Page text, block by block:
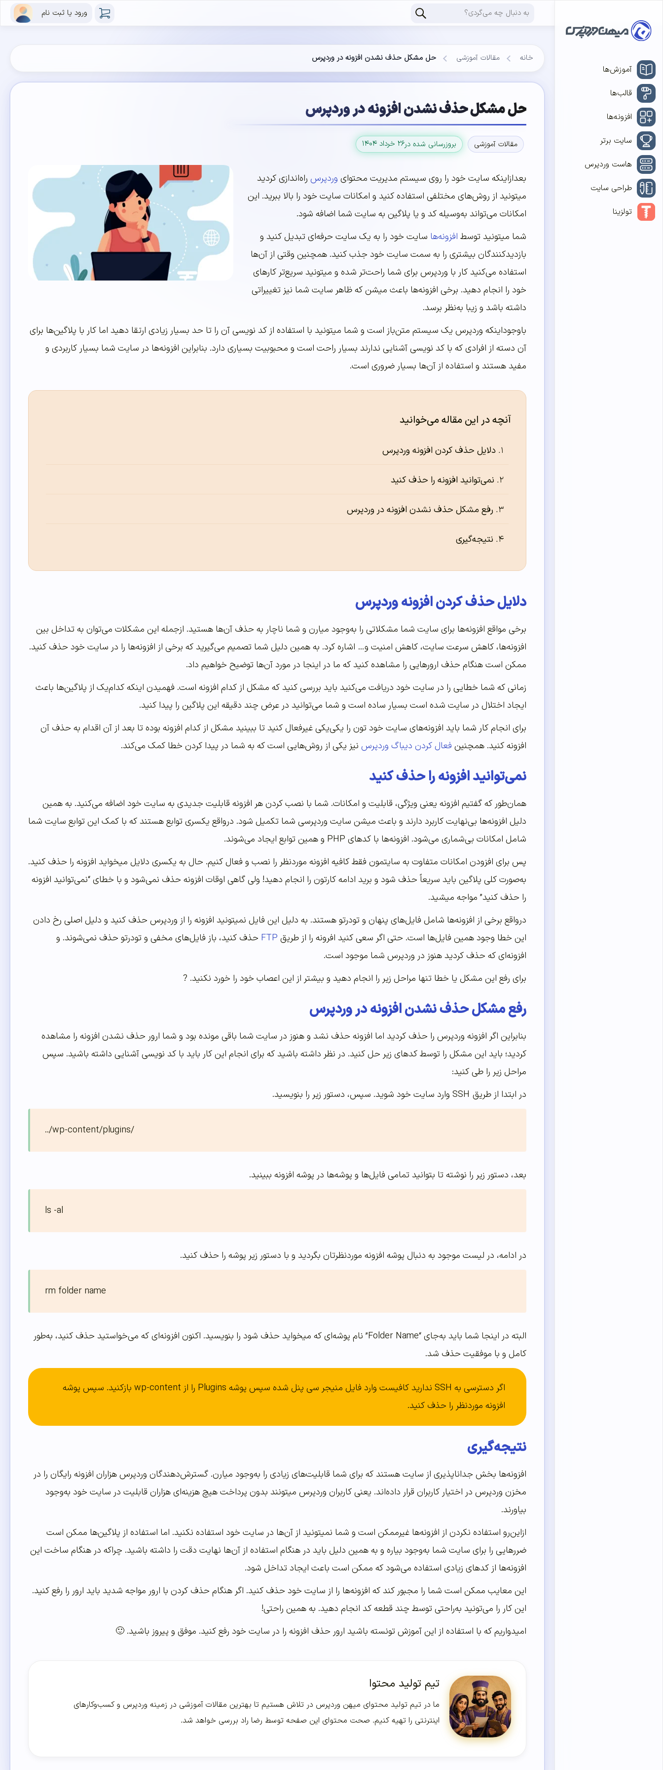
ورود یا ثبت نام
آموزش‌ها
قالب‌ها
افزونه‌ها
سایت برتر
هاست وردپرس
طراحی سایت
تولزینا
خانه مقالات آموزشی حل مشکل حذف نشدن افزونه در وردپرس
حل مشکل حذف نشدن افزونه در وردپرس
مقالات آموزشی بروزرسانی شده در۲۶ خرداد ۱۴۰۴
بعدازاینکه سایت خود را روی سیستم مدیریت محتوای وردپرس راه‌اندازی کردید
میتونید از روش‌های مختلفی استفاده کنید و امکانات سایت خود را بالا ببرید. این
امکانات می‌تواند به‌وسیله کد و یا پلاگین به سایت شما اضافه شود.
شما میتونید توسط افزونه‌ها سایت خود را به یک سایت حرفه‌ای تبدیل کنید و
بازدیدکنندگان بیشتری را به سمت سایت خود جذب کنید. همچنین وقتی از آن‌ها
استفاده می‌کنید کار با وردپرس برای شما راحت‌تر شده و میتونید سریع‌تر کارهای
خود را انجام دهید. برخی افزونه‌‌‌‌‌ها باعث میشن که ظاهر سایت شما نیز تغییراتی
داشته باشد و زیبا به‌‌‌‌‌نظر برسد.
باوجوداینکه وردپرس یک سیستم متن‌باز است و شما میتونید با استفاده از کد نویسی آن را تا حد بسیار زیادی ارتقا دهید اما کار با پلاگین‌ها برای
آن دسته از افرادی که با کد نویسی آشنایی ندارند بسیار راحت است و محبوبیت بسیاری دارد. بنابراین افزونه‌ها در سایت شما بسیار کاربردی و
مفید هستند و استفاده از آن‌ها بسیار ضروری است.
آنچه در این مقاله می‌خوانید
دلایل حذف کردن افزونه‌‌‌‌‌ وردپرس
نمی‌توانید افزونه را حذف کنید
رفع مشکل حذف نشدن افزونه در وردپرس
نتیجه‌‌‌‌‌گیری
دلایل حذف کردن افزونه‌‌‌‌‌ وردپرس
برخی مواقع افزونه‌ها برای سایت شما مشکلاتی را به‌وجود میارن و شما ناچار به حذف آن‌ها هستید. ازجمله این مشکلات می‌توان به تداخل بین
افزونه‌ها، کاهش سرعت سایت، کاهش امنیت و… اشاره کرد. به همین دلیل شما تصمیم می‌گیرید که برخی از افزونه‌ها را در سایت خود حذف کنید.
ممکن است هنگام حذف ارورهایی را مشاهده کنید که ما در اینجا در مورد آن‌ها توضیح خواهیم داد.
زمانی که شما خطایی را در سایت خود دریافت می‌کنید باید بررسی کنید که مشکل از کدام افزونه است. فهمیدن اینکه کدام‌یک از پلاگین‌ها باعث
ایجاد اختلال در سایت شده است بسیار ساده است و شما می‌توانید در عرض چند دقیقه این پلاگین را پیدا کنید.
برای انجام کار شما باید افزونه‌های سایت خود تون را یکی‌یکی غیرفعال کنید تا ببینید مشکل از کدام افزونه بوده تا بعد از آن اقدام به حذف آن
افزونه کنید. همچنینفعال کردن دیباگ وردپرس نیز یکی از روش‌هایی است که به شما در پیدا کردن خطا کمک می‌کند.
نمی‌توانید افزونه را حذف کنید
همان‌طور که گفتیم افزونه یعنی ویژگی، قابلیت و امکانات. شما با نصب کردن هر افزونه قابلیت جدیدی به سایت خود اضافه می‌کنید. به همین
دلیل افزونه‌‌‌‌‌ها بی‌نهایت کاربرد دارند و باعث میشن سایت وردپرسی شما تکمیل شود. درواقع یکسری توابع هستند که با کمک این توابع سایت شما
شامل امکانات بی‌شماری می‌شود. افزونه‌ها با کدهای PHP و همین توابع ایجاد می‌شوند.
پس برای افزودن امکانات متفاوت به سایتمون فقط کافیه افزونه موردنظر را نصب و فعال کنیم. حال به یکسری دلایل میخواید افزونه را حذف کنید.
به‌صورت کلی پلاگین باید سریعاً حذف شود و برید ادامه کارتون را انجام دهید! ولی گاهی اوقات افزونه حذف نمی‌شود و با خطای “نمی‌توانید افزونه
را حذف کنید” مواجه میشید.
درواقع برخی از افزونه‌ها شامل فایل‌های پنهان و تودرتو هستند. به دلیل این فایل نمیتونید افزونه را از وردپرس حذف کنید و دلیل اصلی رخ دادن
این خطا وجود همین فایل‌ها است. حتی اگر سعی کنید افرونه را از طریق FTP حذف کنید، باز فایل‌های مخفی و تودرتو حذف نمی‌شوند. و
افزونه‌ای که حذف کردید هنوز در وردپرس شما موجود است.
برای رفع این مشکل یا خطا تنها مراحل زیر را انجام دهید و بیشتر از این اعصاب خود را خورد نکنید. ?
رفع مشکل حذف نشدن افزونه در وردپرس
بنابراین اگر افزونه وردپرس را حذف کردید اما افزونه حذف نشد و هنوز در سایت شما باقی مونده بود و شما ارور حذف نشدن افزونه را مشاهده
کردید؛ باید این مشکل را توسط کدهای زیر حل کنید. در نظر داشته باشید که برای انجام این کار باید با کد نویسی آشنایی داشته باشید. سپس
مراحل زیر را طی کنید:
در ابتدا از طریق SSH وارد سایت خود شوید. سپس، دستور زیر را بنویسید.
../wp-content/plugins/
بعد، دستور زیر را نوشته تا بتوانید تمامی فایل‌ها و پوشه‌ها در پوشه افزونه ببینید.
ls -al
در ادامه، در لیست موجود به دنبال پوشه افزونه مورد‌نظرتان بگردید و با دستور زیر پوشه را حذف کنید.
rm folder name
البته در اینجا شما باید به‌جای “Folder Name” نام پوشه‌ای که میخواید حذف شود را بنویسید. اکنون افزونه‌ای که می‌خواستید حذف کنید، به‌طور
کامل و با موفقیت حذف شد.
اگر دسترسی به SSH ندارید کافیست وارد فایل منیجر سی پنل شده سپس پوشه Plugins را از wp-content بازکنید. سپس پوشه
افزونه موردنظر را حذف کنید.
نتیجه‌‌‌‌‌گیری
افزونه‌ها بخش جداناپذیری از سایت هستند که برای شما قابلیت‌های زیادی را به‌وجود میارن. گسترش‌دهندگان وردپرس هزاران افزونه رایگان را در
مخزن وردپرس در اختیار کاربران قرار داده‌اند. یعنی کاربران وردپرس میتونند بدون پرداخت هیچ هزینه‌ای هزاران قابلیت در سایت خود به‌وجود
بیاورند.
ازاین‌رو استفاده نکردن از افزونه‌ها غیرممکن است و شما نمیتونید از آن‌ها در سایت خود استفاده نکنید. اما استفاده از پلاگین‌ها ممکن است
ضررهایی را برای سایت شما به‌وجود بیاره و به همین دلیل باید در هنگام استفاده از آن‌ها نهایت دقت را داشته باشید. چراکه در هنگام ساخت این
افزونه‌‌‌‌‌ها از کدهای زیادی استفاده می‌شود که ممکن است باعث ایجاد تداخل شود.
این معایب ممکن است شما را مجبور کند که افزونه‌ها را از سایت خود حذف کنید. اگر هنگام حذف کردن با ارور مواجه شدید باید ارور را رفع کنید.
این کار را می‌‌‌‌‌تونید به‌‌‌‌‌راحتی توسط چند قطعه کد انجام دهید. به همین راحتی!
امیدواریم که با استفاده از این آموزش تونسته باشید ارور حذف افزونه را در سایت خود رفع کنید. موفق و پیروز باشید. 🙂
تیم تولید محتوا
ما در تیم تولید محتوای میهن وردپرس در تلاش هستیم تا بهترین مقالات آموزشی در زمینه وردپرس و کسب‌و‌کارهای
اینترنتی را تهیه کنیم. صحت محتوای این صفحه توسط رضا راد بررسی خواهد شد.